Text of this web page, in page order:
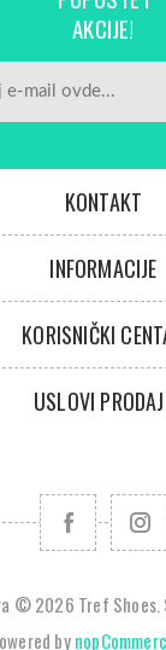
AKCIJE!
KONTAKT
INFORMACIJE
KORISNIČKI
USLOVI
© 2026 Tref Shoes.
by